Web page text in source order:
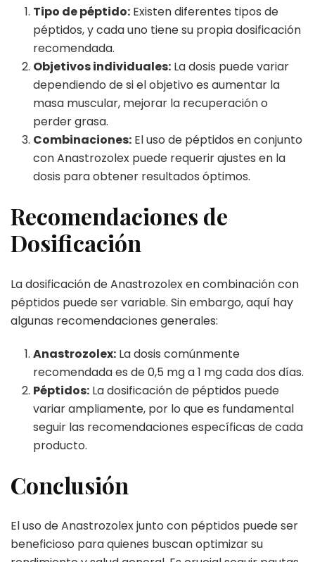
Tipo de péptido: Existen diferentes tipos de
péptidos, y cada uno tiene su propia dosificación
recomendada.
Objetivos individuales: La dosis puede variar
dependiendo de si el objetivo es aumentar la
masa muscular, mejorar la recuperación o
perder grasa.
Combinaciones: El uso de péptidos en conjunto
con Anastrozolex puede requerir ajustes en la
dosis para obtener resultados óptimos.
Recomendaciones de
Dosificación
La dosificación de Anastrozolex en combinación con
péptidos puede ser variable. Sin embargo, aquí hay
algunas recomendaciones generales:
Anastrozolex: La dosis comúnmente
recomendada es de 0,5 mg a 1 mg cada dos días.
Péptidos: La dosificación de péptidos puede
variar ampliamente, por lo que es fundamental
seguir las recomendaciones específicas de cada
producto.
Conclusión
El uso de Anastrozolex junto con péptidos puede ser
beneficioso para quienes buscan optimizar su